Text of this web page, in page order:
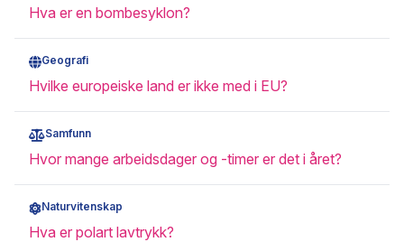
Hva er en bombesyklon?
Geografi
Hvilke europeiske land er ikke med i EU?
Samfunn
Hvor mange arbeidsdager og -timer er det i året?
Naturvitenskap
Hva er polart lavtrykk?